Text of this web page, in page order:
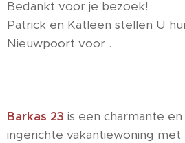
Bedankt voor je bezoek!
Patrick en Katleen stellen U
Nieuwpoort voor .
Barkas 23 is een charmante
ingerichte vakantiewoning met